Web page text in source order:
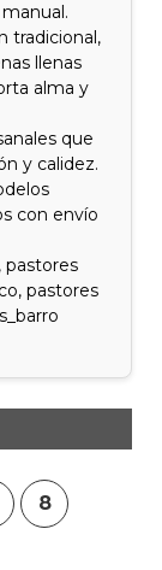
tradicional,
llenas
alma y
que
y calidez.
con envío
pastores
pastores
8